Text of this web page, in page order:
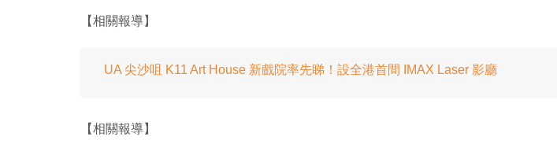
【相關報導】
UA 尖沙咀 K11 Art House 新戲院率先睇！設全港首間 IMAX Laser 影廳
【相關報導】